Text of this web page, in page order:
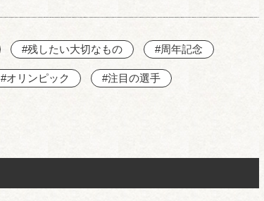
#残したい大切なもの #周年記念
#オリンピック #注目の選手